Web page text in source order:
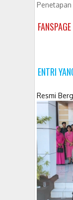
FANSPAGE
ENTRI
Resmi